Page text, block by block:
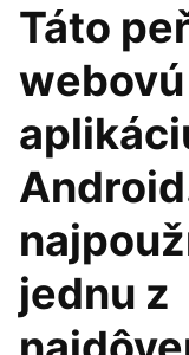
Táto
jednu z